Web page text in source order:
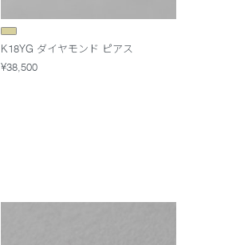
K18YG ダイヤモンド ピアス
¥38,500